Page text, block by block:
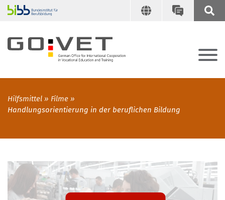
Hilfsmittel
Filme
Handlungsorientierung in der beruflichen Bildung